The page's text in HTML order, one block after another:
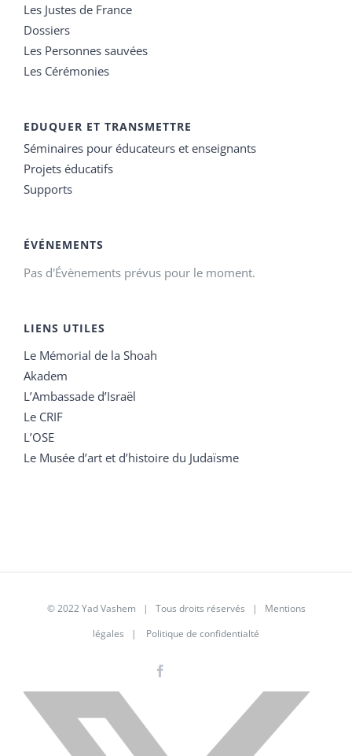
Les Justes de France
Dossiers
Les Personnes sauvées
Les Cérémonies
EDUQUER ET TRANSMETTRE
Séminaires pour éducateurs et enseignants
Projets éducatifs
Supports
ÉVÉNEMENTS
Pas d'Évènements prévus pour le moment.
LIENS UTILES
Le Mémorial de la Shoah
Akadem
L’Ambassade d’Israël
Le CRIF
L’OSE
Le Musée d’art et d’histoire du Judaïsme
© 2022 Yad Vashem | Tous droits réservés | Mentions
légales | Politique de confidentialté
X